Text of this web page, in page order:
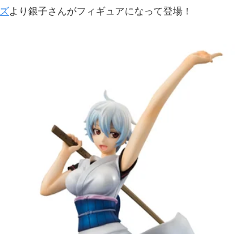
より銀子さんがフィギュアになって登場！